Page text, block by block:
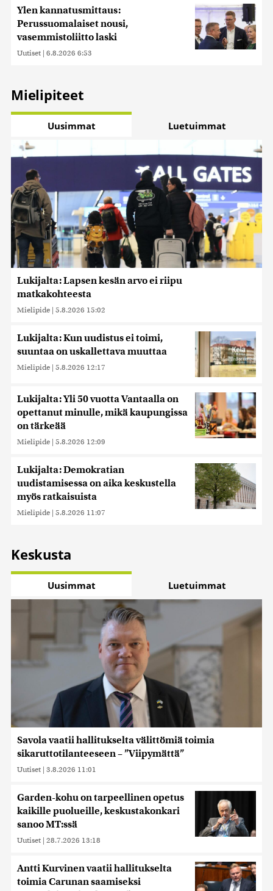
Ylen kannatusmittaus:
Perussuomalaiset nousi,
vasemmistoliitto laski
Uutiset | 6.8.2026 6:53
Mielipiteet
Uusimmat Luetuimmat
Lukijalta: Lapsen kesän arvo ei riipu
matkakohteesta
Mielipide | 5.8.2026 15:02
Lukijalta: Kun uudistus ei toimi,
suuntaa on uskallettava muuttaa
Mielipide | 5.8.2026 12:17
Lukijalta: Yli 50 vuotta Vantaalla on
opettanut minulle, mikä kaupungissa
on tärkeää
Mielipide | 5.8.2026 12:09
Lukijalta: Demokratian
uudistamisessa on aika keskustella
myös ratkaisuista
Mielipide | 5.8.2026 11:07
Keskusta
Uusimmat Luetuimmat
Savola vaatii hallitukselta välittömiä toimia
sikaruttotilanteeseen – ”Viipymättä”
Uutiset | 3.8.2026 11:01
Garden-kohu on tarpeellinen opetus
kaikille puolueille, keskustakonkari
sanoo MT:ssä
Uutiset | 28.7.2026 13:18
Antti Kurvinen vaatii hallitukselta
toimia Carunan saamiseksi